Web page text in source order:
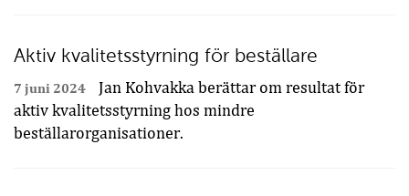
Aktiv kvalitetsstyrning för beställare
7 juni 2024
Jan Kohvakka berättar om resultat för
aktiv kvalitetsstyrning hos mindre
beställarorganisationer.